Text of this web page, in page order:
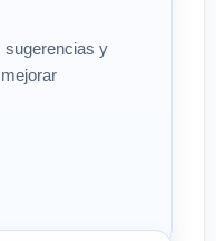
sugerencias y